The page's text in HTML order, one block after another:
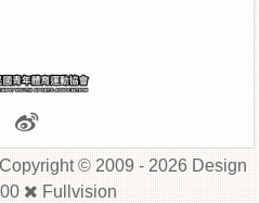
© 2009 - 2026 Design
Fullvision